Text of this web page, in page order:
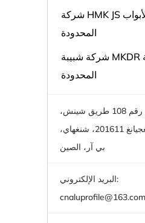
شركة HMK JS للنوافذ والأبواب
المحدودة
شركة شبيبة MKDR للأتمتة
المحدودة
العنوان: رقم 108 طريق شينش،
منطقة سونغجيانغ 201611، شنغهاي،
بي آر، الصين
البريد الإلكتروني:
cnaluprofile@163.com